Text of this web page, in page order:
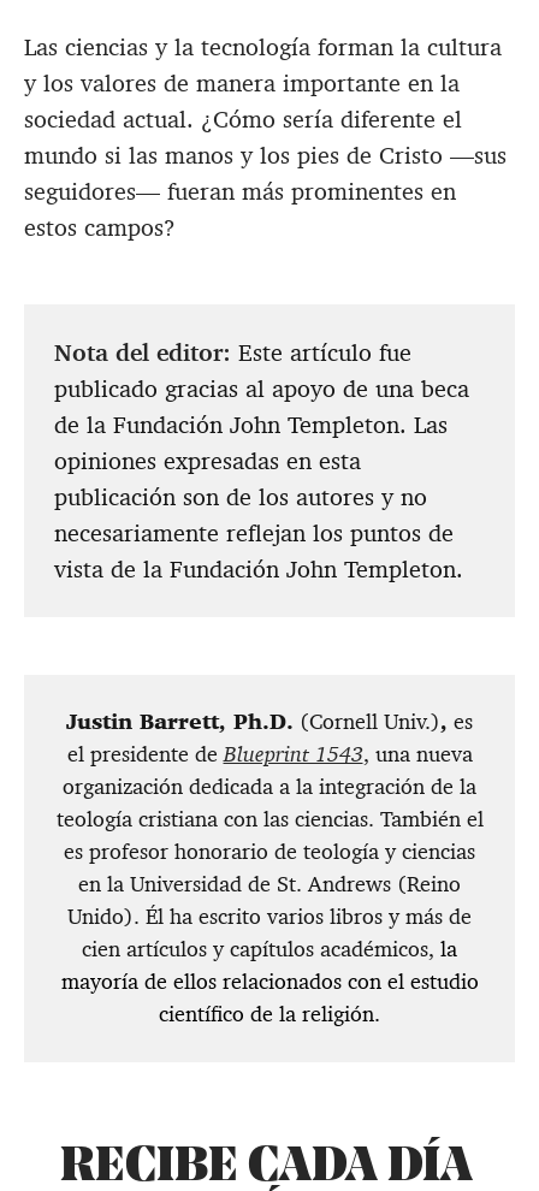
Las ciencias y la tecnología forman la cultura
y los valores de manera importante en la
sociedad actual. ¿Cómo sería diferente el
mundo si las manos y los pies de Cristo —sus
seguidores— fueran más prominentes en
estos campos?
Nota del editor: Este artículo fue
publicado gracias al apoyo de una beca
de la Fundación John Templeton. Las
opiniones expresadas en esta
publicación son de los autores y no
necesariamente reflejan los puntos de
vista de la Fundación John Templeton.
Justin Barrett, Ph.D. (Cornell Univ.), es
el presidente deBlueprint 1543, una nueva
organización dedicada a la integración de la
teología cristiana con las ciencias. También el
es profesor honorario de teología y ciencias
en la Universidad de St. Andrews (Reino
Unido). Él ha escrito varios libros y más de
cien artículos y capítulos académicos, la
mayoría de ellos relacionados con el estudio
científico de la religión.
RECIBE CADA DÍA